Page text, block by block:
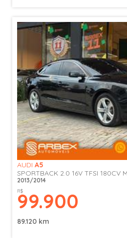
AUDI A5
SPORTBACK 2.0 16V TFSI 180CV
2013/2014
R$
99.900
89.120 km